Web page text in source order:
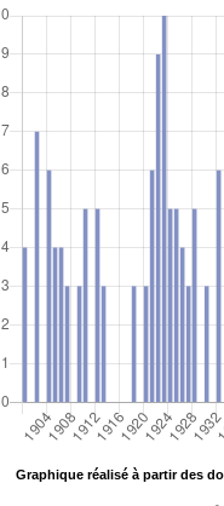
Graphique réalisé à partir des